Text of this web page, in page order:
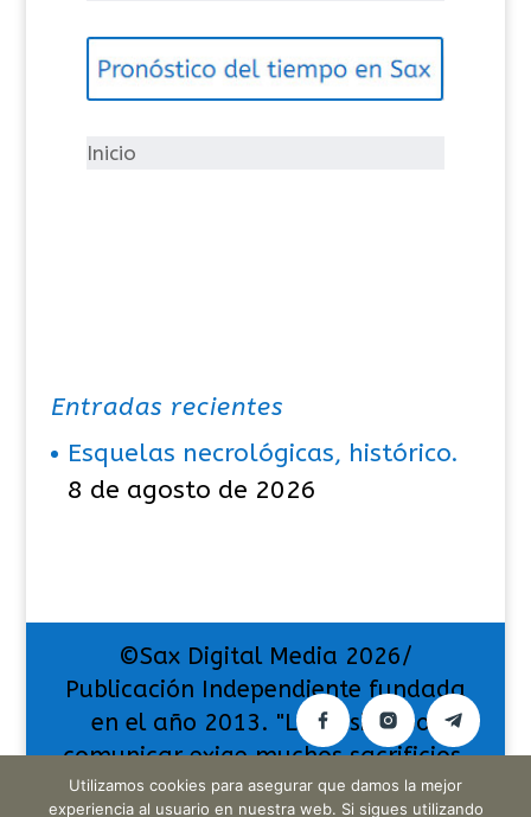
g
íInicio
Entradas recientes
Esquelas necrológicas, histórico.
8 de agosto de 2026
©Sax Digital Media 2026/
Publicación Independiente fundada
en el año 2013. "La pasión por
comunicar exige muchos sacrificios,
pero también da muchas
Utilizamos cookies para asegurar que damos la mejor
experiencia al usuario en nuestra web. Si sigues utilizando